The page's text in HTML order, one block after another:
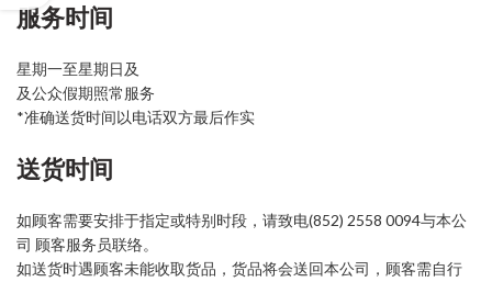
服务时间
星期一至星期日及
及公众假期照常服务
*准确送货时间以电话双方最后作实
送货时间
如顾客需要安排于指定或特别时段，请致电(852) 2558 0094与本公
司 顾客服务员联络。
如送货时遇顾客未能收取货品，货品将会送回本公司，顾客需自行